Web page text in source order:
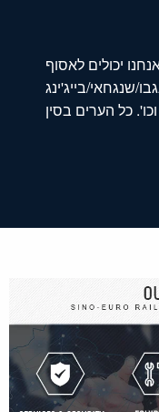
יכולים לאסוף
שנגחאי/בייג'ינג
וכו'. כל הערים בסין